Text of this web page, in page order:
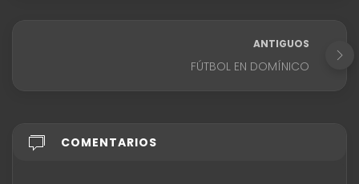
ANTIGUOS
FÚTBOL EN DOMÍNICO
COMENTARIOS